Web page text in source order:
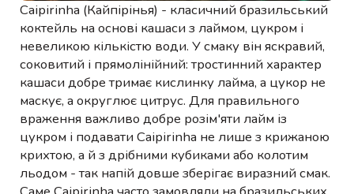
Caipirinha (Кайпірінья) - класичний бразильський
коктейль на основі кашаси з лаймом, цукром і
невеликою кількістю води. У смаку він яскравий,
соковитий і прямолінійний: тростинний характер
кашаси добре тримає кислинку лайма, а цукор не
маскує, а округлює цитрус. Для правильного
враження важливо добре розім'яти лайм із
цукром і подавати Caipirinha не лише з крижаною
крихтою, а й з дрібними кубиками або колотим
льодом - так напій довше зберігає виразний смак.